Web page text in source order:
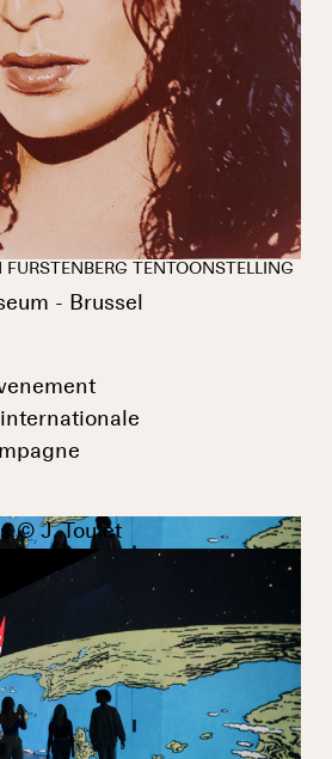
FURSTENBERG TENTOONSTELLING
- Brussel
© J. Toulet